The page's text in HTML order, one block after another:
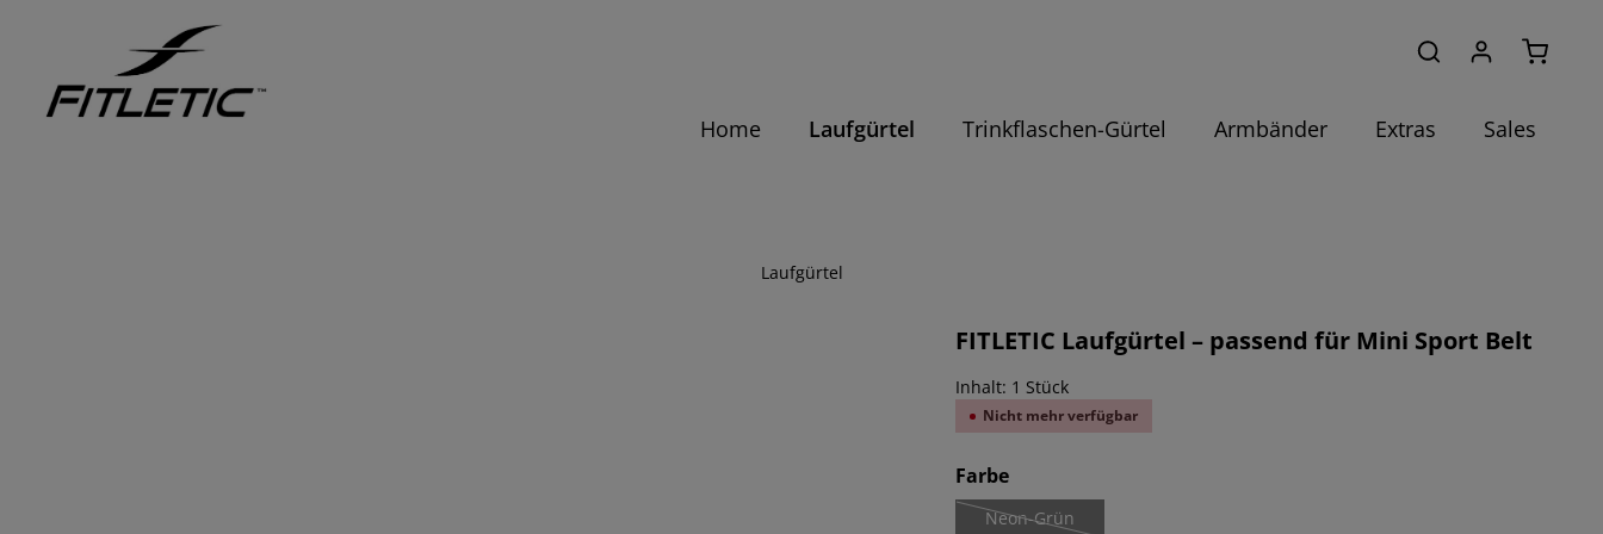
Zur Hauptnavigation springen
Home Laufgürtel Trinkflaschen-Gürtel Armbänder Extras Sales
Laufgürtel
FITLETIC Laufgürtel – passend für Mini Sport Belt
Inhalt: 1 Stück
Nicht mehr verfügbar
Farbeauswählen
Neon-Grün